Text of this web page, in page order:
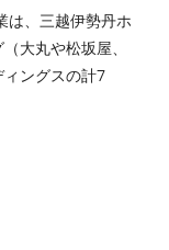
は、三越伊勢丹ホ
大丸や松坂屋、
ングスの計7